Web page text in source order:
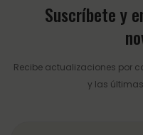
Suscríbete y
Recibe actualizaciones por
y las